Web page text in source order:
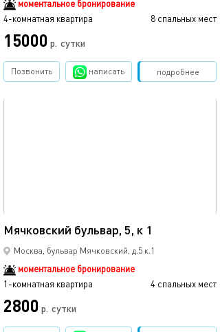
моментальное бронирование
4-комнатная квартира
8 спальных мест
15000 р. сутки
подробнее
Позвонить написать Забронировать
Мячковский бульвар, 5, к 1
Москва, бульвар Мячковский, д.5 к.1
моментальное бронирование
1-комнатная квартира
4 спальных мест
2800 р. сутки